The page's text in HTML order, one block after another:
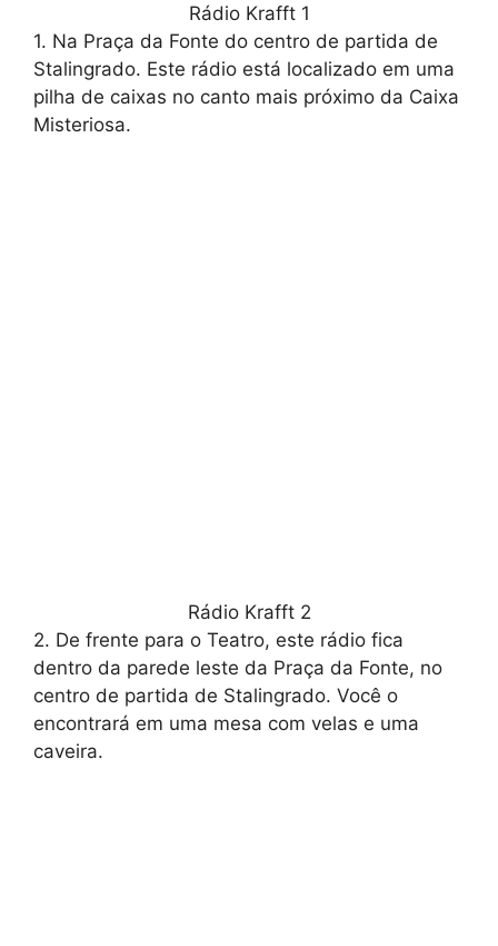
Rádio Krafft 1
1. Na Praça da Fonte do centro de partida de
Stalingrado. Este rádio está localizado em uma
pilha de caixas no canto mais próximo da Caixa
Misteriosa.
Rádio Krafft 2
2. De frente para o Teatro, este rádio fica
dentro da parede leste da Praça da Fonte, no
centro de partida de Stalingrado. Você o
encontrará em uma mesa com velas e uma
caveira.